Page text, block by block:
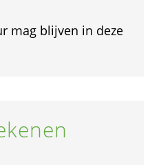
mag blijven in deze